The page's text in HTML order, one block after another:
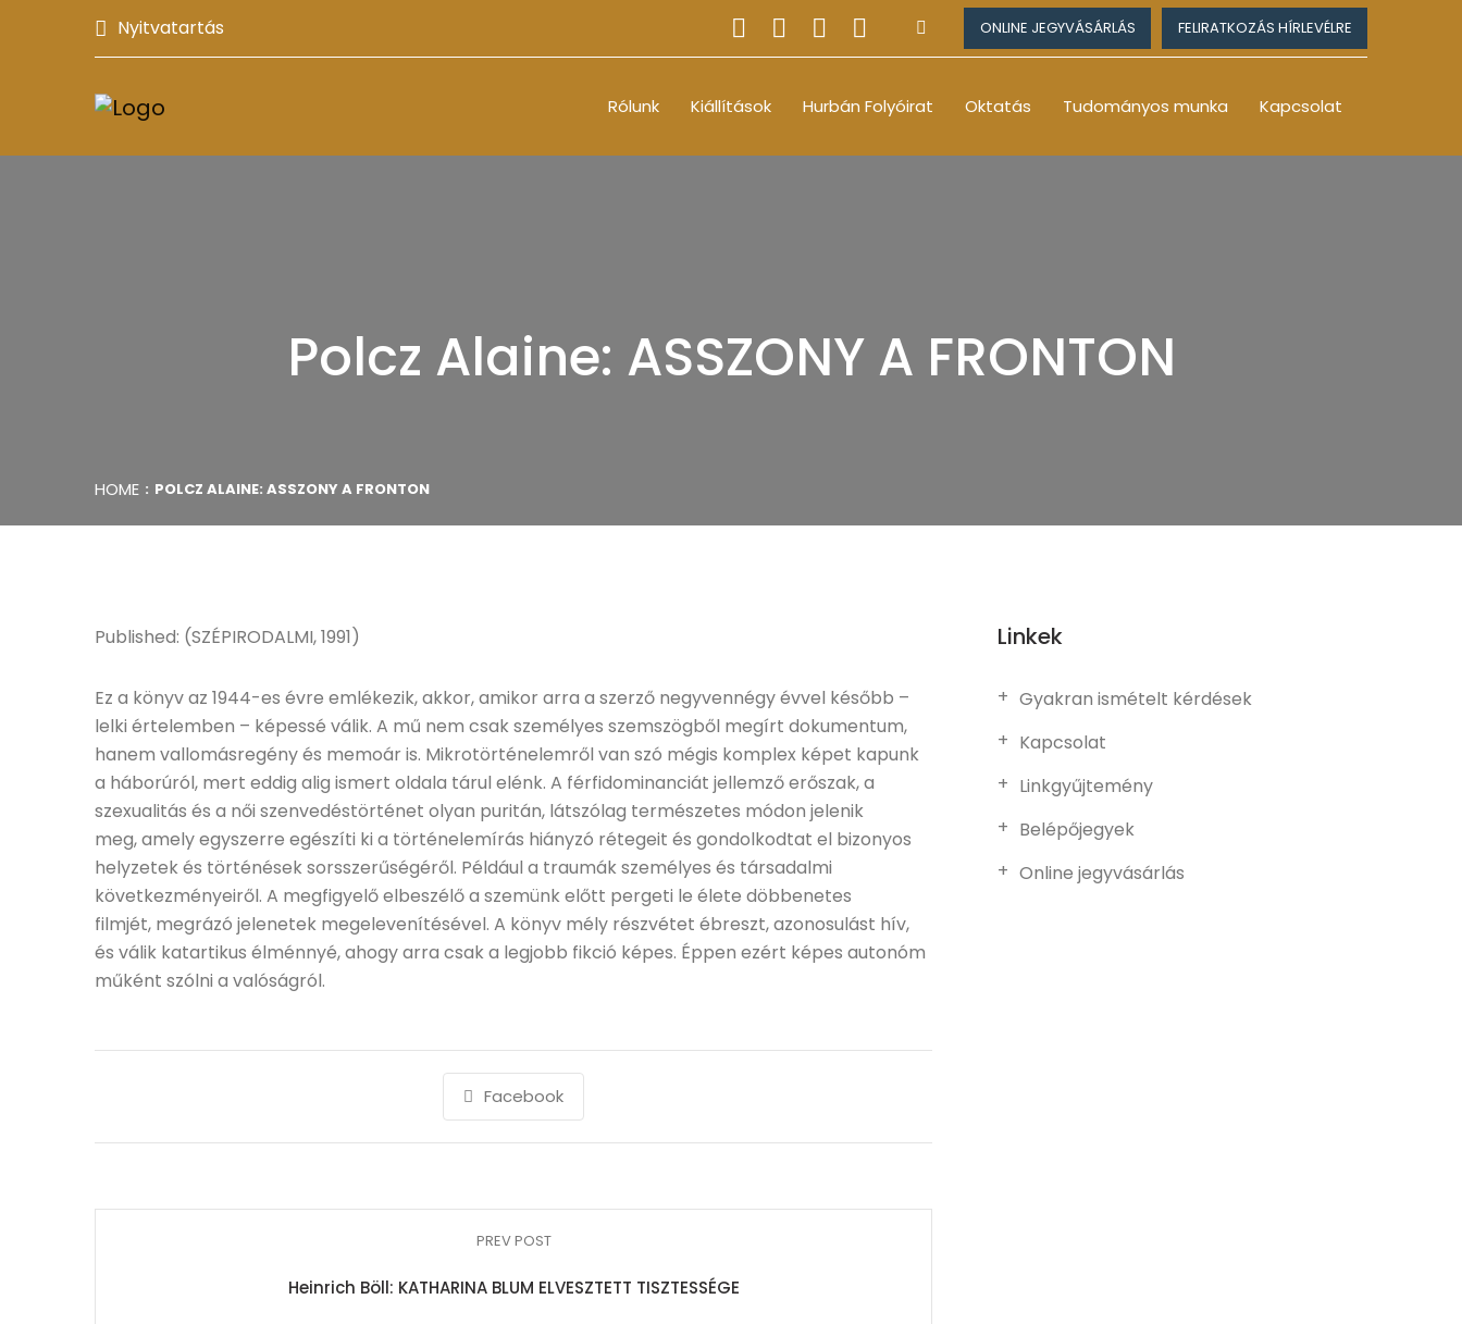
Nyitvatartás ONLINE JEGYVÁSÁRLÁS FELIRATKOZÁS HÍRLEVÉLRE
Rólunk Kiállítások Hurbán Folyóirat Oktatás Tudományos munka Kapcsolat
Polcz Alaine: ASSZONY A FRONTON
HOME POLCZ ALAINE: ASSZONY A FRONTON
Published: (SZÉPIRODALMI, 1991)
Ez a könyv az 1944-es évre emlékezik, akkor, amikor arra a szerző negyvennégy évvel később –
lelki értelemben – képessé válik. A mű nem csak személyes szemszögből megírt dokumentum,
hanem vallomásregény és memoár is. Mikrotörténelemről van szó mégis komplex képet kapunk
a háborúról, mert eddig alig ismert oldala tárul elénk. A férfidominanciát jellemző erőszak, a
szexualitás és a női szenvedéstörténet olyan puritán, látszólag természetes módon jelenik
meg, amely egyszerre egészíti ki a történelemírás hiányzó rétegeit és gondolkodtat el bizonyos
helyzetek és történések sorsszerűségéről. Például a traumák személyes és társadalmi
következményeiről. A megfigyelő elbeszélő a szemünk előtt pergeti le élete döbbenetes
filmjét, megrázó jelenetek megelevenítésével. A könyv mély részvétet ébreszt, azonosulást hív,
és válik katartikus élménnyé, ahogy arra csak a legjobb fikció képes. Éppen ezért képes autonóm
műként szólni a valóságról.
Facebook
PREV POST
Heinrich Böll: KATHARINA BLUM ELVESZTETT TISZTESSÉGE
Linkek
Gyakran ismételt kérdések
Kapcsolat
Linkgyűjtemény
Belépőjegyek
Online jegyvásárlás